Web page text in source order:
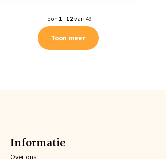
Toon 1 - 12 van 49
Toon meer
Informatie
Over ons